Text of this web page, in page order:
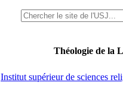
Théologie de la
Institut supérieur de sciences